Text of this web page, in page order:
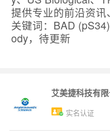
提供专业的前沿资讯
关键词：BAD
ody，待更新
艾美捷科技有
实名认证